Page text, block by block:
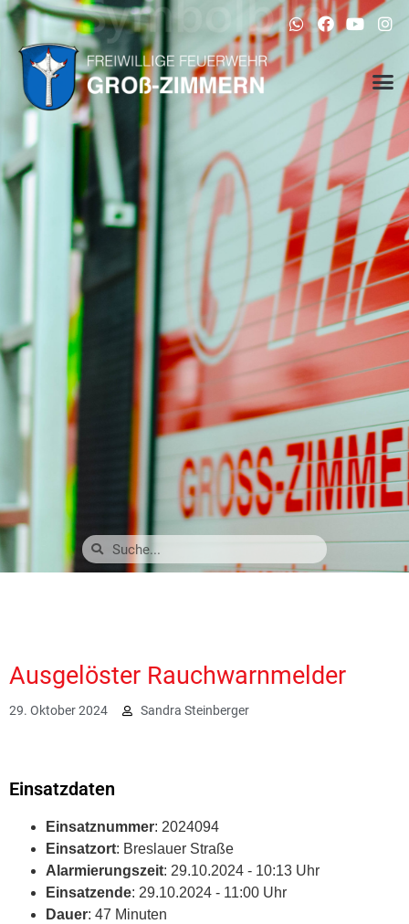
Ausgelöster Rauchwarnmelder
29. Oktober 2024 Sandra Steinberger
Einsatzdaten
Einsatznummer: 2024094
Einsatzort: Breslauer Straße
Alarmierungszeit: 29.10.2024 - 10:13 Uhr
Einsatzende: 29.10.2024 - 11:00 Uhr
Dauer: 47 Minuten